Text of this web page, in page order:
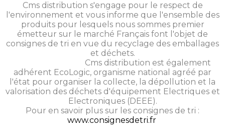
Cms distribution s'engage pour le respect de
l'environnement et vous informe que l'ensemble des
produits pour lesquels nous sommes premier
émetteur sur le marché Français font l'objet de
consignes de tri en vue du recyclage des emballages
et déchets.
Cms distribution est également
adhérent EcoLogic, organisme national agréé par
l'état pour organiser la collecte, la dépollution et la
valorisation des déchets d'équipement Electriques et
Electroniques (DEEE).
Pour en savoir plus sur les consignes de tri :
www.consignesdetri.fr